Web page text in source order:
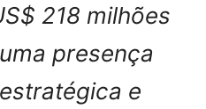
218 milhões
presença
e